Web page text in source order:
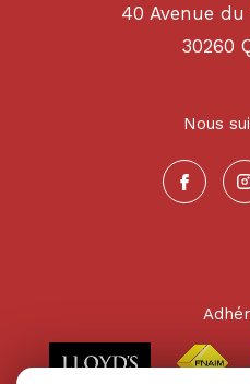
40 Avenue du
30260
Nous